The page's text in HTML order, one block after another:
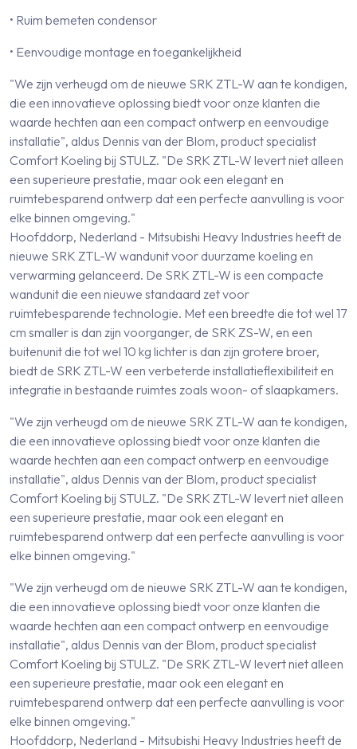
• Ruim bemeten condensor
• Eenvoudige montage en toegankelijkheid
"We zijn verheugd om de nieuwe SRK ZTL-W aan te kondigen,
die een innovatieve oplossing biedt voor onze klanten die
waarde hechten aan een compact ontwerp en eenvoudige
installatie", aldus Dennis van der Blom, product specialist
Comfort Koeling bij STULZ. "De SRK ZTL-W levert niet alleen
een superieure prestatie, maar ook een elegant en
ruimtebesparend ontwerp dat een perfecte aanvulling is voor
elke binnen omgeving."
Hoofddorp, Nederland - Mitsubishi Heavy Industries heeft de
nieuwe SRK ZTL-W wandunit voor duurzame koeling en
verwarming gelanceerd. De SRK ZTL-W is een compacte
wandunit die een nieuwe standaard zet voor
ruimtebesparende technologie. Met een breedte die tot wel 17
cm smaller is dan zijn voorganger, de SRK ZS-W, en een
buitenunit die tot wel 10 kg lichter is dan zijn grotere broer,
biedt de SRK ZTL-W een verbeterde installatieflexibiliteit en
integratie in bestaande ruimtes zoals woon- of slaapkamers.
"We zijn verheugd om de nieuwe SRK ZTL-W aan te kondigen,
die een innovatieve oplossing biedt voor onze klanten die
waarde hechten aan een compact ontwerp en eenvoudige
installatie", aldus Dennis van der Blom, product specialist
Comfort Koeling bij STULZ. "De SRK ZTL-W levert niet alleen
een superieure prestatie, maar ook een elegant en
ruimtebesparend ontwerp dat een perfecte aanvulling is voor
elke binnen omgeving."
"We zijn verheugd om de nieuwe SRK ZTL-W aan te kondigen,
die een innovatieve oplossing biedt voor onze klanten die
waarde hechten aan een compact ontwerp en eenvoudige
installatie", aldus Dennis van der Blom, product specialist
Comfort Koeling bij STULZ. "De SRK ZTL-W levert niet alleen
een superieure prestatie, maar ook een elegant en
ruimtebesparend ontwerp dat een perfecte aanvulling is voor
elke binnen omgeving."
Hoofddorp, Nederland - Mitsubishi Heavy Industries heeft de